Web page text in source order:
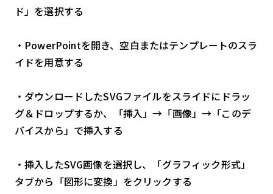
ド」を選択する
・PowerPointを開き、空白またはテンプレートのスラ
イドを用意する
・ダウンロードしたSVGファイルをスライドにドラッ
グ＆ドロップするか、「挿入」→「画像」→「このデ
バイスから」で挿入する
・挿入したSVG画像を選択し、「グラフィック形式」
タブから「図形に変換」をクリックする